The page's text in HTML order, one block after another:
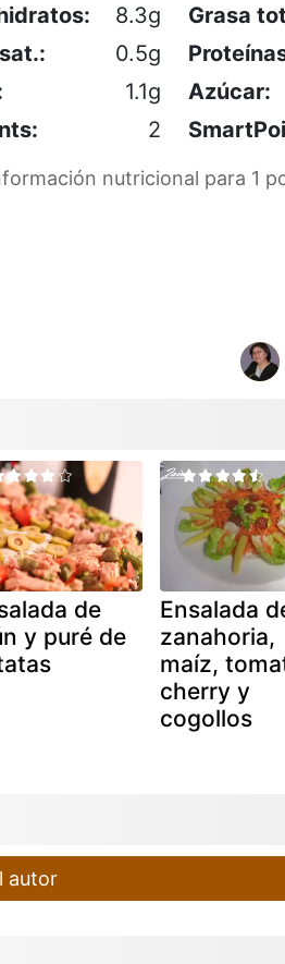
8.3g Grasa
0.5g
1.1g Azúcar:
2
nutricional para 1
de
y puré de
Ensalada
zanahoria,
maíz,
cherry y
cogollos
autor